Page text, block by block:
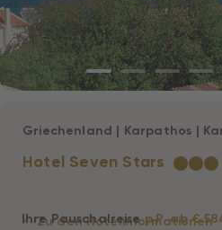
Hotel Seven Stars ★★★
Griechenland | Karpathos |
Zu den Hotelinformationen
Ihre Pauschalreisep.P. ab €